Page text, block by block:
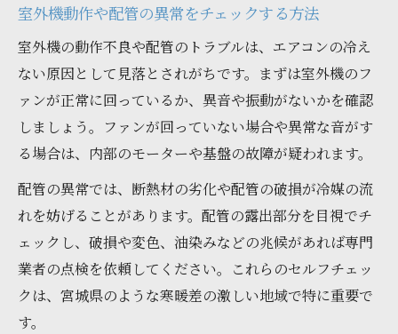
室外機動作や配管の異常をチェックする方法
室外機の動作不良や配管のトラブルは、エアコンの冷え
ない原因として見落とされがちです。まずは室外機のフ
ァンが正常に回っているか、異音や振動がないかを確認
しましょう。ファンが回っていない場合や異常な音がす
る場合は、内部のモーターや基盤の故障が疑われます。
配管の異常では、断熱材の劣化や配管の破損が冷媒の流
れを妨げることがあります。配管の露出部分を目視でチ
ェックし、破損や変色、油染みなどの兆候があれば専門
業者の点検を依頼してください。これらのセルフチェッ
クは、宮城県のような寒暖差の激しい地域で特に重要で
す。